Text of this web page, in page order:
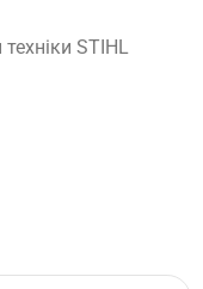
STIHL